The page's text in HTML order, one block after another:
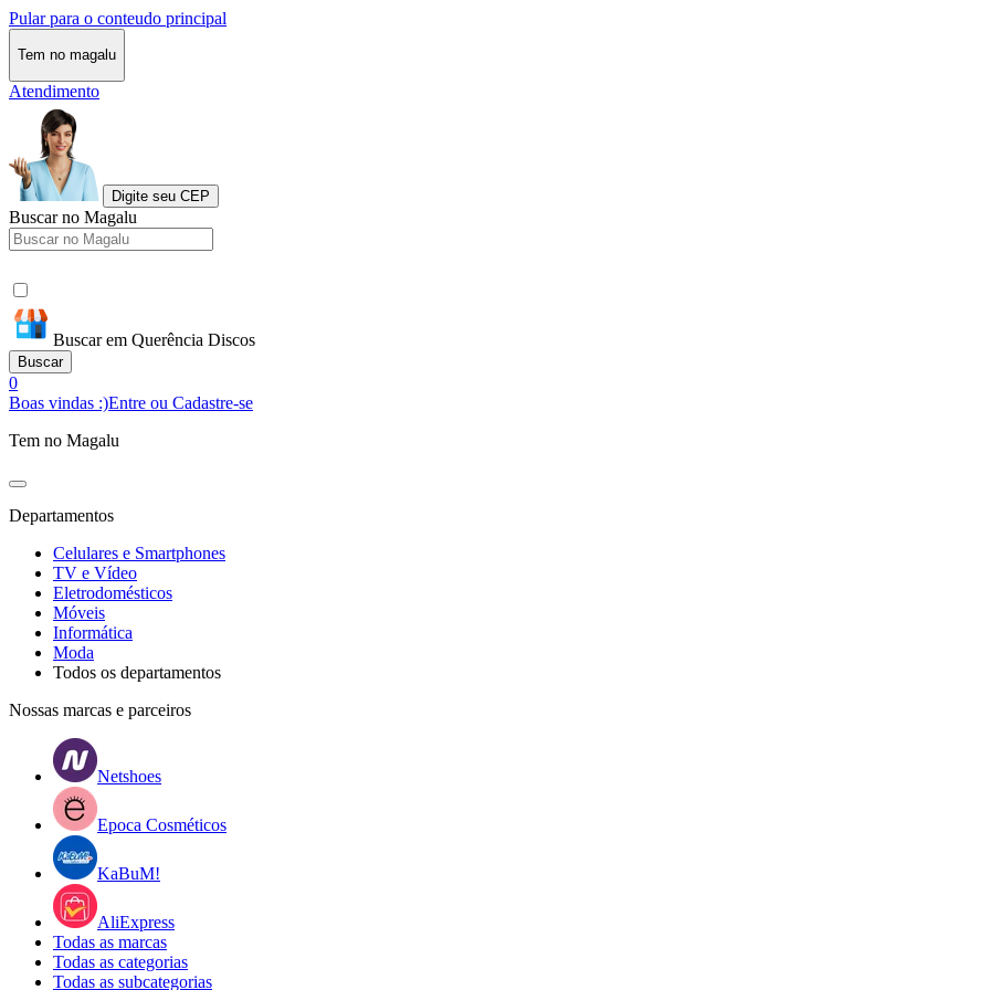
Pular para o conteudo principal
Tem no magalu
Atendimento
Digite seu CEP
Buscar no Magalu
Buscar em Querência Discos
Buscar
0
Boas vindas :)Entre ou Cadastre-se
Tem no Magalu
Departamentos
Celulares e Smartphones
TV e Vídeo
Eletrodomésticos
Móveis
Informática
Moda
Todos os departamentos
Nossas marcas e parceiros
Netshoes
Epoca Cosméticos
KaBuM!
AliExpress
Todas as marcas
Todas as categorias
Todas as subcategorias